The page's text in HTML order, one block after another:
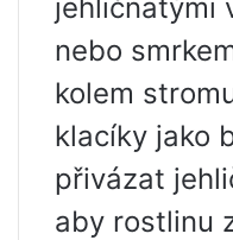
jehličnatými
nebo
kolem
klacíky jako
přivázat
aby rostlinu